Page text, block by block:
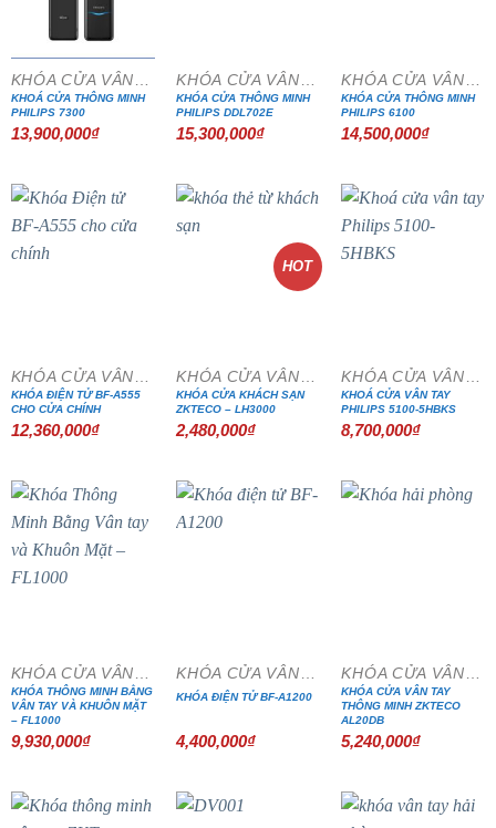
KHOÁ CỬA THÔNG MINH
PHILIPS 7300
13,900,000₫
KHÓA CỬA THÔNG MINH
PHILIPS DDL702E
15,300,000₫
KHÓA CỬA THÔNG MINH
PHILIPS 6100
14,500,000₫
KHÓA ĐIỆN TỬ BF-A555
CHO CỬA CHÍNH
12,360,000₫
HOT
KHÓA CỬA KHÁCH SẠN
ZKTECO – LH3000
2,480,000₫
KHOÁ CỬA VÂN TAY
PHILIPS 5100-5HBKS
8,700,000₫
KHÓA THÔNG MINH BẰNG
VÂN TAY VÀ KHUÔN MẶT
– FL1000
9,930,000₫
KHÓA ĐIỆN TỬ BF-A1200
4,400,000₫
KHÓA CỬA VÂN TAY
THÔNG MINH ZKTECO
AL20DB
5,240,000₫